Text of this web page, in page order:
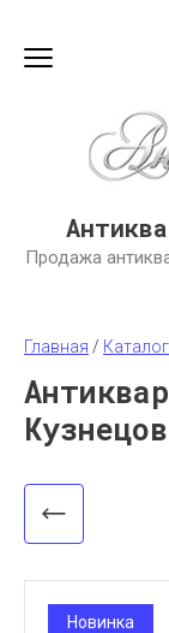
Продажа
Главная / Каталог
Новинка